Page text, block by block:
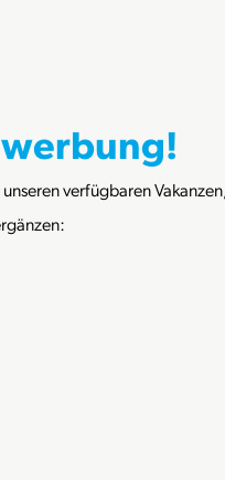
verfügbaren